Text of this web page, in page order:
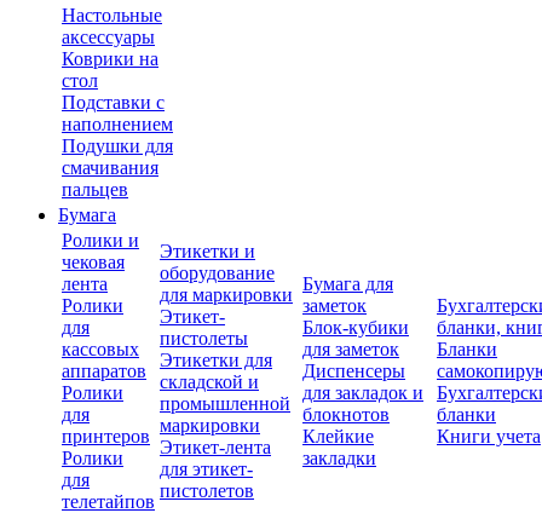
Настольные
аксессуары
Коврики на
стол
Подставки с
наполнением
Подушки для
смачивания
пальцев
Бумага
Ролики и
чековая
лента
Ролики
для
кассовых
аппаратов
Ролики
для
принтеров
Ролики
для
телетайпов
Этикетки и
оборудование
для маркировки
Этикет-
пистолеты
Этикетки для
складской и
промышленной
маркировки
Этикет-лента
для этикет-
пистолетов
Бумага для
заметок
Блок-кубики
для заметок
Диспенсеры
для закладок и
блокнотов
Клейкие
закладки
бланки,
Бланки
бланки
Книги учета